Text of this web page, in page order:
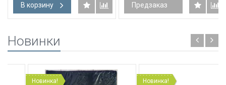
В корзину Предзаказ
Новинки
Новинка! Новинка!